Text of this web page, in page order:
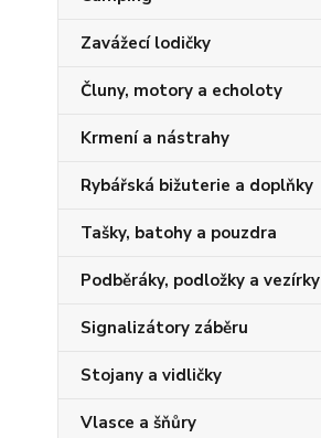
Zavážecí lodičky
Čluny, motory a echoloty
Krmení a nástrahy
Rybářská bižuterie a doplňky
Tašky, batohy a pouzdra
Podběráky, podložky a vezírky
Signalizátory záběru
Stojany a vidličky
Vlasce a šňůry